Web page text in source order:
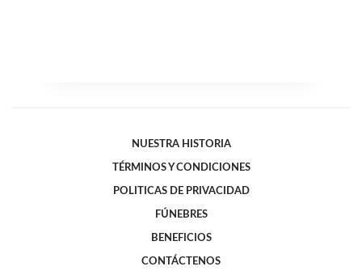
NUESTRA HISTORIA
TÉRMINOS Y CONDICIONES
POLITICAS DE PRIVACIDAD
FÚNEBRES
BENEFICIOS
CONTÁCTENOS